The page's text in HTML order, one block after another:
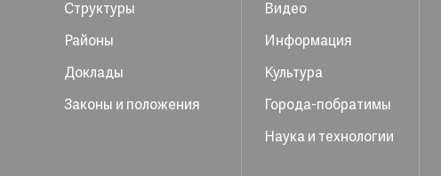
Структуры
Районы
Доклады
Законы и положения
Видео
Информация
Культура
Города-побратимы
Наука и технологии